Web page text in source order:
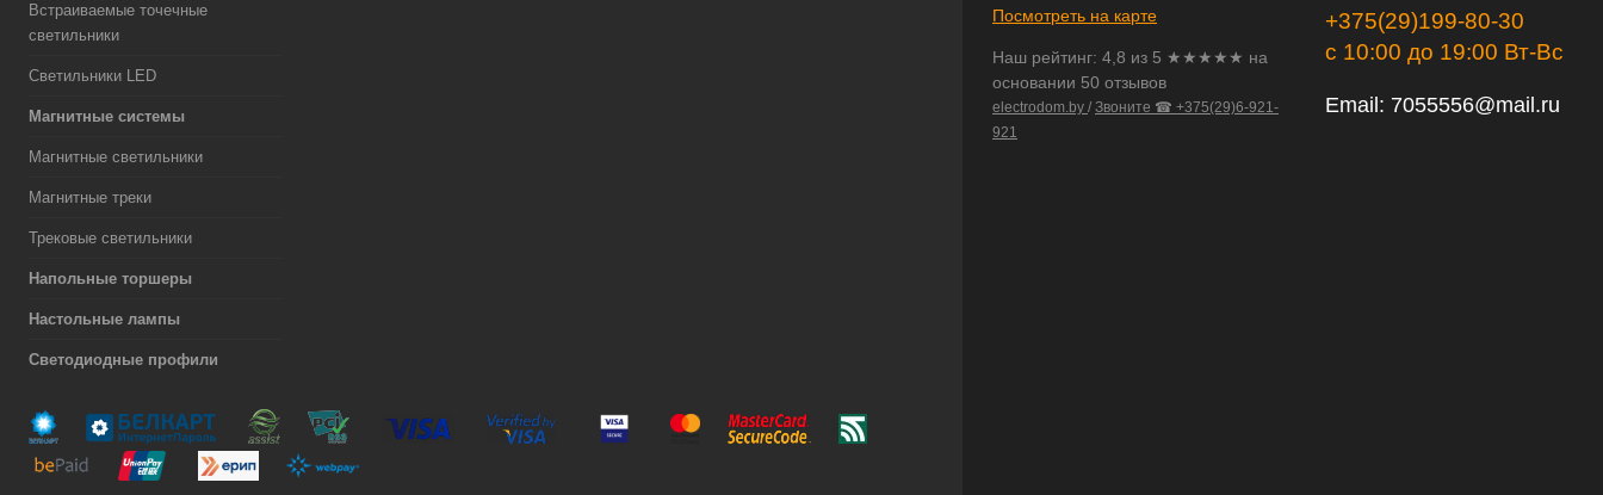
Встраиваемые точечные
светильники
Светильники LED
Магнитные системы
Магнитные светильники
Магнитные треки
Трековые светильники
Напольные торшеры
Настольные лампы
Светодиодные профили
Посмотреть на карте
Наш рейтинг: 4,8 из 5 ★★★★★ на
основании 50 отзывов
electrodom.by / Звоните ☎ +375(29)6-921-
921
+375(29)199-80-30
с 10:00 до 19:00 Вт-Вс
Email: 7055556@mail.ru